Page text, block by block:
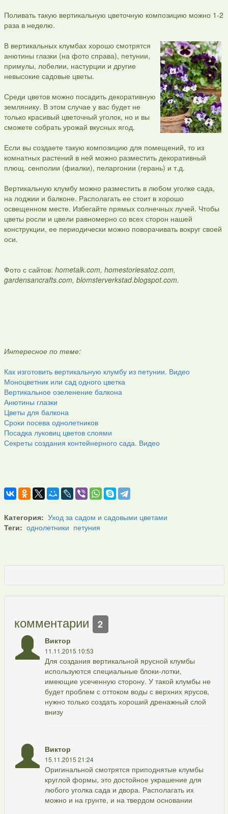
Поливать такую вертикальную цветочную композицию можно 1-2
раза в неделю.
В вертикальных клумбах хорошо смотрятся
анютины глазки (на фото справа), петунии,
примулы, лобелии, настурции и другие
невысокие садовые цветы.
Среди цветов можно посадить декоративную
землянику. В этом случае у вас будет не
только красивый цветочный уголок, но и вы
сможете собрать урожай вкусных ягод.
Если вы создаете такую композицию для помещений, то из
комнатных растений в ней можно разместить декоративный
плющ. сенполии (фиалки), пеларгонии (герань) и т.д.
Вертикальную клумбу можно разместить в любом уголке сада,
на лоджии и балконе. Располагать ее стоит в хорошо
освещенном месте. Избегайте прямых солнечных лучей. Чтобы
цветы росли и цвели равномерно со всех сторон нашей
конструкции, ее периодически можно поворачивать вокруг своей
оси.
Фото с сайтов: hometalk.com, homestoriesatoz.com,
gardensancrafts.com, blomsterverkstad.blogspot.com.
Интересное по теме:
Как изготовить вертикальную клумбу из петунии. Видео
Моноцветник или сад одного цветка
Вертикальное озеленение балкона
Анютины глазки
Цветы для балкона
Сроки посева однолетников
Посадка луковиц цветов слоями
Секреты создания контейнерного сада. Видео
Категория: Уход за садом и садовыми цветами
Теги: однолетники петуния
комментарии 2
Виктор
11.11.2015 10:53
Для создания вертикальной ярусной клумбы
используются специальные блоки-лотки,
имеющие усеченную сторону. У такой клумбы не
будет проблем с оттоком воды с верхних ярусов,
нужно только создать хороший дренажный слой
внизу
Виктор
15.11.2015 21:24
Оригинальной смотрятся приподнятые клумбы
круглой формы, это достойное украшение для
любого уголка сада и двора. Располагать их
можно и на грунте, и на твердом основании